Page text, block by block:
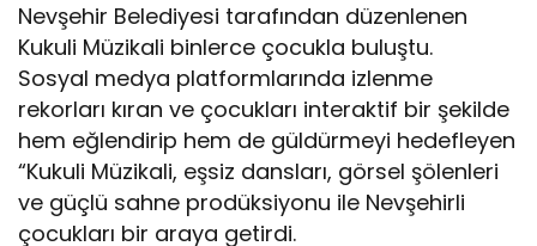
Nevşehir Belediyesi tarafından düzenlenen
Kukuli Müzikali binlerce çocukla buluştu.
Sosyal medya platformlarında izlenme
rekorları kıran ve çocukları interaktif bir şekilde
hem eğlendirip hem de güldürmeyi hedefleyen
“Kukuli Müzikali, eşsiz dansları, görsel şölenleri
ve güçlü sahne prodüksiyonu ile Nevşehirli
çocukları bir araya getirdi.